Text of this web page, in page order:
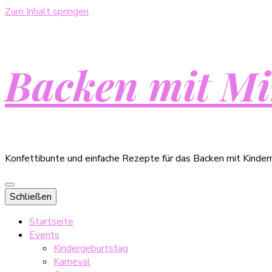
Zum Inhalt springen
Backen mit
Konfettibunte und einfache Rezepte für das Backen mit
Schließen
Startseite
Events
Kindergeburtstag
Karneval